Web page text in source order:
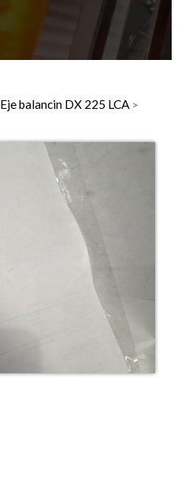
Eje balancin DX 225 LCA >